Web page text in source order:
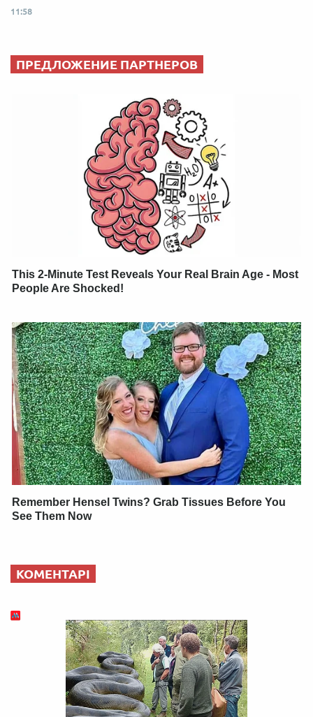
11:58
ПРЕДЛОЖЕНИЕ ПАРТНЕРОВ
This 2-Minute Test Reveals Your Real Brain Age - Most
People Are Shocked!
Remember Hensel Twins? Grab Tissues Before You
See Them Now
КОМЕНТАРІ